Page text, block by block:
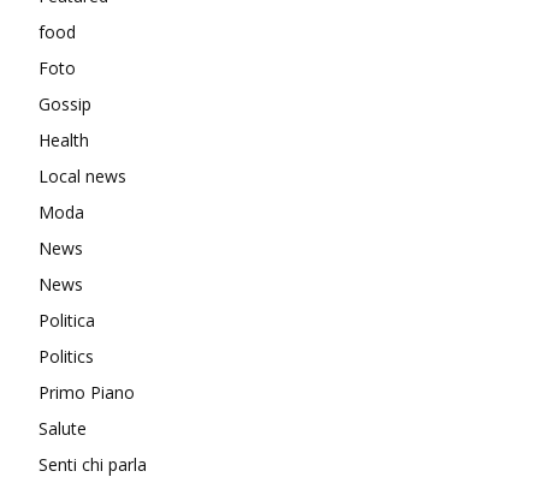
food
Foto
Gossip
Health
Local news
Moda
News
News
Politica
Politics
Primo Piano
Salute
Senti chi parla